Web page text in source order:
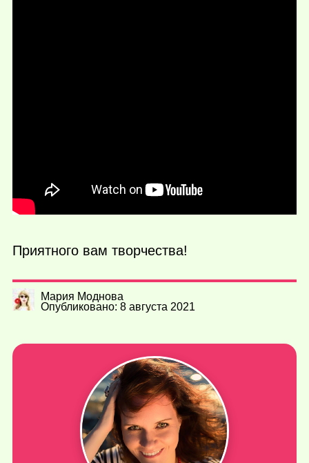
Приятного вам творчества!
Мария Моднова
Опубликовано: 8 августа 2021